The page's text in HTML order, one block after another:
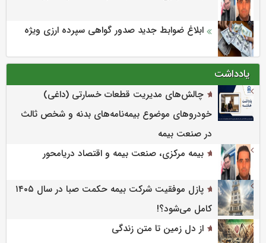
ابلاغ ضوابط جدید صدور گواهی سپرده ارزی ویژه
یادداشت
چالش‌های مدیریت قطعات خسارتی (داغی)
خودروهای موضوع بیمه‌نامه‌های بدنه و شخص ثالث
در صنعت بیمه
بیمه مرکزی، صنعت بیمه و اقتصاد دریامحور
پازل موفقیت شرکت بیمه حکمت صبا در سال ۱۴۰۵
کامل می‌شود؟!
از دل زمین تا متن زندگی